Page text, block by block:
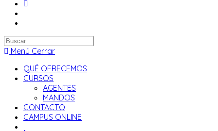
Buscar
en
web
Menú Cerrar
QUÉ OFRECEMOS
CURSOS
AGENTES
MANDOS
CONTACTO
CAMPUS ONLINE